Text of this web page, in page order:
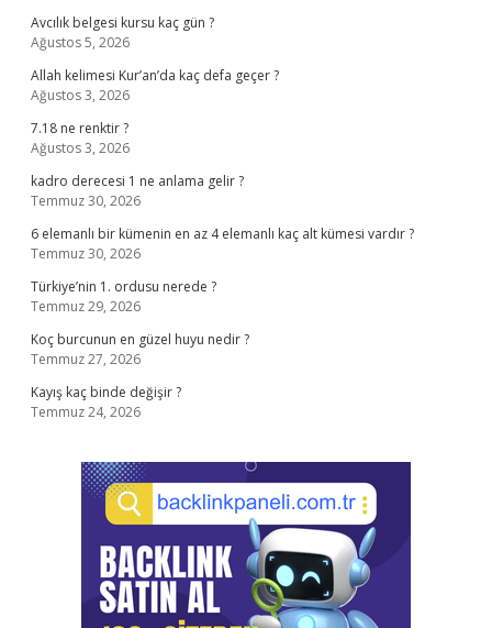
Avcılık belgesi kursu kaç gün ?
Ağustos 5, 2026
Allah kelimesi Kur’an’da kaç defa geçer ?
Ağustos 3, 2026
7.18 ne renktir ?
Ağustos 3, 2026
kadro derecesi 1 ne anlama gelir ?
Temmuz 30, 2026
6 elemanlı bir kümenin en az 4 elemanlı kaç alt kümesi vardır ?
Temmuz 30, 2026
Türkiye’nin 1. ordusu nerede ?
Temmuz 29, 2026
Koç burcunun en güzel huyu nedir ?
Temmuz 27, 2026
Kayış kaç binde değişir ?
Temmuz 24, 2026